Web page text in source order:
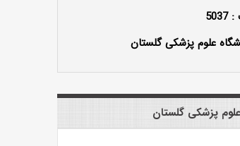
علوم پزشکی گلستان
علوم پزشکی گلستان